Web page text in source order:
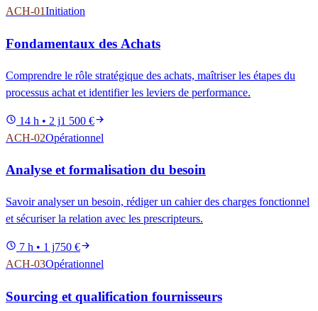
ACH-01Initiation
Fondamentaux des Achats
Comprendre le rôle stratégique des achats, maîtriser les étapes du
processus achat et identifier les leviers de performance.
14 h • 2 j1 500 €
ACH-02Opérationnel
Analyse et formalisation du besoin
Savoir analyser un besoin, rédiger un cahier des charges fonctionnel
et sécuriser la relation avec les prescripteurs.
7 h • 1 j750 €
ACH-03Opérationnel
Sourcing et qualification fournisseurs